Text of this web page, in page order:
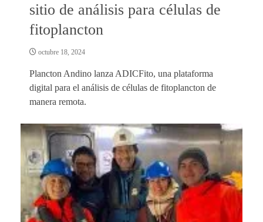
sitio de análisis para células de
fitoplancton
octubre 18, 2024
Plancton Andino lanza ADICFito, una plataforma
digital para el análisis de células de fitoplancton de
manera remota.